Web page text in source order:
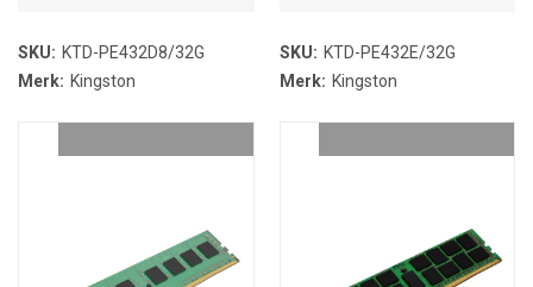
SKU: KTD-PE432D8/32G
Merk: Kingston
SKU: KTD-PE432E/32G
Merk: Kingston